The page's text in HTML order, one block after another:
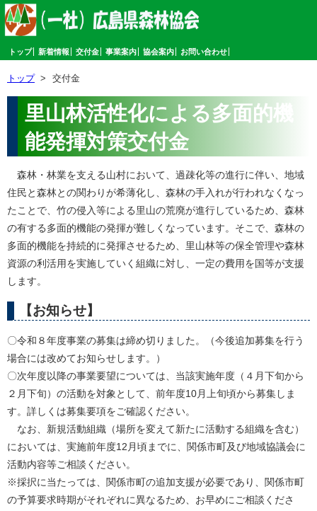
トップ 新着情報 交付金 事業案内 協会案内 お問い合わせ
トップ> 交付金
里山林活性化による多面的機
能発揮対策交付金
森林・林業を支える山村において、過疎化等の進行に伴い、地域
住民と森林との関わりが希薄化し、森林の手入れが行われなくなっ
たことで、竹の侵入等による里山の荒廃が進行しているため、森林
の有する多面的機能の発揮が難しくなっています。そこで、森林の
多面的機能を持続的に発揮させるため、里山林等の保全管理や森林
資源の利活用を実施していく組織に対し、一定の費用を国等が支援
します。
【お知らせ】
〇令和８年度事業の募集は締め切りました。（今後追加募集を行う
場合には改めてお知らせします。）
〇次年度以降の事業要望については、当該実施年度（４月下旬から
２月下旬）の活動を対象として、前年度10月上旬頃から募集しま
す。詳しくは募集要項をご確認ください。
なお、新規活動組織（場所を変えて新たに活動する組織を含む）
においては、実施前年度12月頃までに、関係市町及び地域協議会に
活動内容等ご相談ください。
※採択に当たっては、関係市町の追加支援が必要であり、関係市町
の予算要求時期がそれぞれに異なるため、お早めにご相談くださ